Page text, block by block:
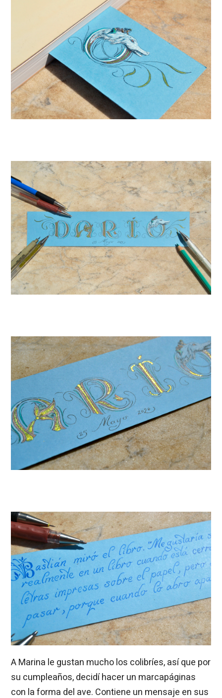
A Marina le gustan mucho los colibríes, así que por
su cumpleaños, decidí hacer un marcapáginas
con la forma del ave. Contiene un mensaje en sus